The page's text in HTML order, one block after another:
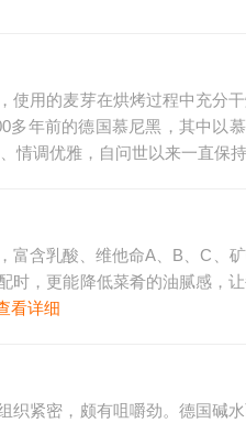
用的麦芽在烘烤过程中充分
年前的德国慕尼黑，其中以
情调优雅，自问世以来一直保
含乳酸、维他命A、B、C、
，更能降低菜肴的油腻感，
看详细
紧密，颇有咀嚼劲。德国碱